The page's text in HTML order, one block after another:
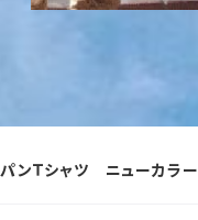
パンＴシャツ ニューカラー